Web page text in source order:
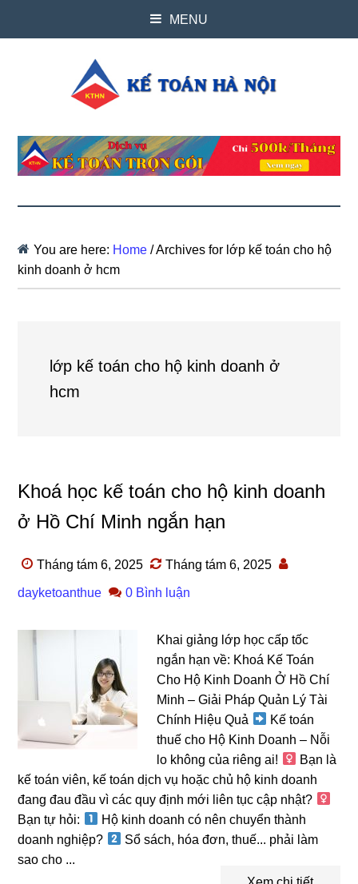
MENU
You are here: Home /Archives for lớp kế toán cho hộ
kinh doanh ở hcm
lớp kế toán cho hộ kinh doanh ở
hcm
Khoá học kế toán cho hộ kinh doanh
ở Hồ Chí Minh ngắn hạn
Tháng tám 6, 2025 Tháng tám 6, 2025
dayketoanthue 0 Bình luận
Khai giảng lớp học cấp tốc
ngắn hạn về: Khoá Kế Toán
Cho Hộ Kinh Doanh Ở Hồ Chí
Minh – Giải Pháp Quản Lý Tài
Chính Hiệu Quả
Kế toán
thuế cho Hộ Kinh Doanh – Nỗi
lo không của riêng ai! ‍
Bạn là
kế toán viên, kế toán dịch vụ hoặc chủ hộ kinh doanh
đang đau đầu vì các quy định mới liên tục cập nhật? ‍
Bạn tự hỏi:
Hộ kinh doanh có nên chuyển thành
doanh nghiệp?
Sổ sách, hóa đơn, thuế... phải làm
sao cho ...